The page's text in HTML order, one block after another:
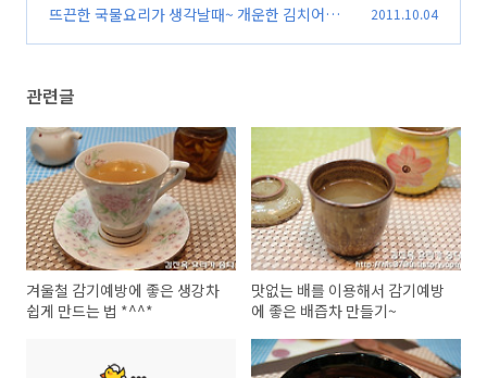
뜨끈한 국물요리가 생각날때~ 개운한 김치어묵
2011.10.04
관련글
겨울철 감기예방에 좋은 생강차
쉽게 만드는 법 *^^*
맛없는 배를 이용해서 감기예방
에 좋은 배즙차 만들기~